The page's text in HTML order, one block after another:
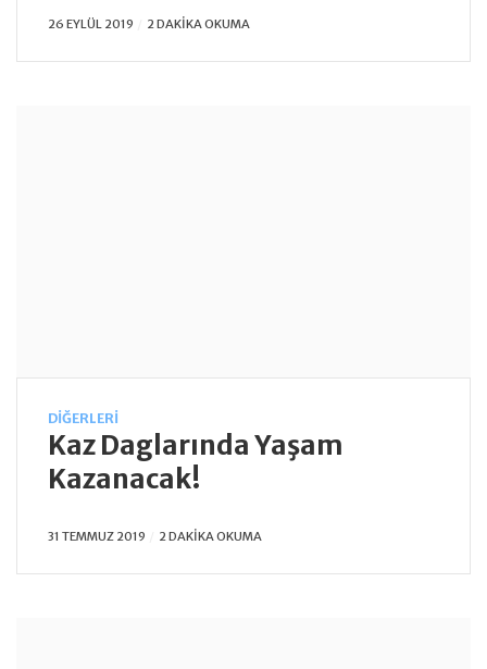
26 EYLÜL 2019 2 DAKIKA OKUMA
DIĞERLERI
Kaz Daglarında Yaşam
Kazanacak!
31 TEMMUZ 2019 2 DAKIKA OKUMA